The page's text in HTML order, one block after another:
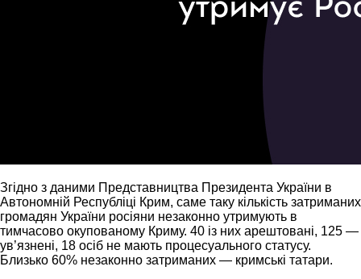
Згідно з даними Представництва Президента України в
Автономній Республіці Крим, саме таку кількість затриманих
громадян України росіяни незаконно утримують в
тимчасово окупованому Криму. 40 із них арештовані, 125 —
ув’язнені, 18 осіб не мають процесуального статусу.
Близько 60% незаконно затриманих — кримські татари.